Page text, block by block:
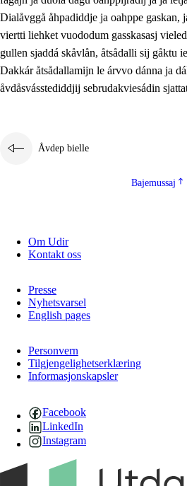
Dialåvggå åhpadiddje ja oahppe gaskan,
viertti liehket vuododum gasskasasj
gullen sjaddá skåvlån, åtsådalli sij gåktu
Dakkár åtsådallamijn le árvvo dánna ja
åvdåsvásstediddjij sebrudakviesádin
Åvdep bielle
Bajemussaj
Om Udir
Kontakt oss
Presse
Nyhetsvarsel
English pages
Personvern
Tilgjengelighetserklæring
Informasjonskapsler
Facebook
LinkedIn
Instagram